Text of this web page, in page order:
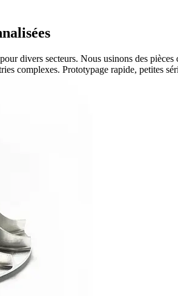
divers secteurs. Nous usinons des
complexes. Prototypage rapide, petites